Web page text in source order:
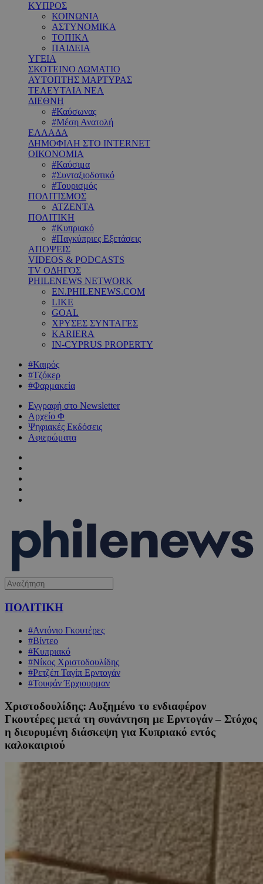
ΚΥΠΡΟΣ
ΚΟΙΝΩΝΙΑ
ΑΣΤΥΝΟΜΙΚΑ
ΤΟΠΙΚΑ
ΠΑΙΔΕΙΑ
ΥΓΕΙΑ
ΣΚΟΤΕΙΝΟ ΔΩΜΑΤΙΟ
ΑΥΤΟΠΤΗΣ ΜΑΡΤΥΡΑΣ
ΤΕΛΕΥΤΑΙΑ ΝΕΑ
ΔΙΕΘΝΗ
#Καύσωνας
#Μέση Ανατολή
ΕΛΛΑΔΑ
ΔΗΜΟΦΙΛΗ ΣΤΟ INTERNET
ΟΙΚΟΝΟΜΙΑ
#Καύσιμα
#Συνταξιοδοτικό
#Τουρισμός
ΠΟΛΙΤΙΣΜΟΣ
ΑΤΖΕΝΤΑ
ΠΟΛΙΤΙΚΗ
#Κυπριακό
#Παγκύπριες Εξετάσεις
ΑΠΟΨΕΙΣ
VIDEOS & PODCASTS
TV ΟΔΗΓΟΣ
PHILENEWS NETWORK
EN.PHILENEWS.COM
LIKE
GOAL
ΧΡΥΣΕΣ ΣΥΝΤΑΓΕΣ
KARIERA
IN-CYPRUS PROPERTY
#Καιρός
#Τζόκερ
#Φαρμακεία
Εγγραφή στο Newsletter
Αρχείο Φ
Ψηφιακές Εκδόσεις
Αφιερώματα
ΠΟΛΙΤΙΚΗ
#Αντόνιο Γκουτέρες
#Βίντεο
#Κυπριακό
#Νίκος Χριστοδουλίδης
#Ρετζέπ Ταγίπ Ερντογάν
#Τουφάν Έρχιουρμαν
Χριστοδουλίδης: Αυξημένο το ενδιαφέρον
Γκουτέρες μετά τη συνάντηση με Ερντογάν – Στόχος
η διευρυμένη διάσκεψη για Κυπριακό εντός
καλοκαιριού